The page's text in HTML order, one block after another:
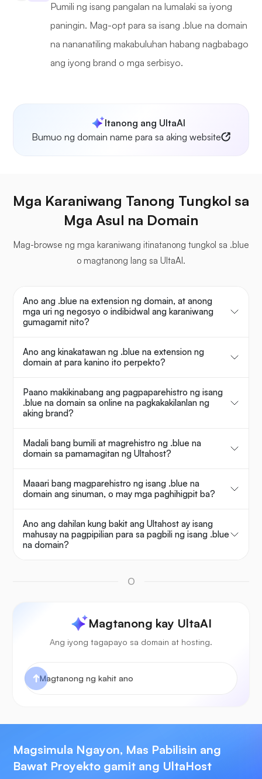
Pumili ng isang pangalan na lumalaki sa iyong
paningin. Mag-opt para sa isang .blue na domain
na nananatiling makabuluhan habang nagbabago
ang iyong brand o mga serbisyo.
Itanong ang UltaAI
Bumuo ng domain name para sa aking website
Mga Karaniwang Tanong Tungkol sa
Mga Asul na Domain
Mag-browse ng mga karaniwang itinatanong tungkol sa .blue
o magtanong lang sa UltaAI.
Ano ang .blue na extension ng domain, at anong
mga uri ng negosyo o indibidwal ang karaniwang
gumagamit nito?
Ano ang kinakatawan ng .blue na extension ng
domain at para kanino ito perpekto?
Paano makikinabang ang pagpaparehistro ng isang
.blue na domain sa online na pagkakakilanlan ng
aking brand?
Madali bang bumili at magrehistro ng .blue na
domain sa pamamagitan ng Ultahost?
Maaari bang magparehistro ng isang .blue na
domain ang sinuman, o may mga paghihigpit ba?
Ano ang dahilan kung bakit ang Ultahost ay isang
mahusay na pagpipilian para sa pagbili ng isang .blue
na domain?
O
Magtanong kay UltaAI
Ang iyong tagapayo sa domain at hosting.
Magsimula Ngayon, Mas Pabilisin ang
Bawat Proyekto gamit ang UltaHost